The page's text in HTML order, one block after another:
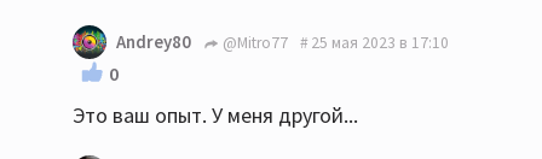
Andrey80 @Mitro77 25 мая 2023 в 17:10
0
Это ваш опыт. У меня другой...